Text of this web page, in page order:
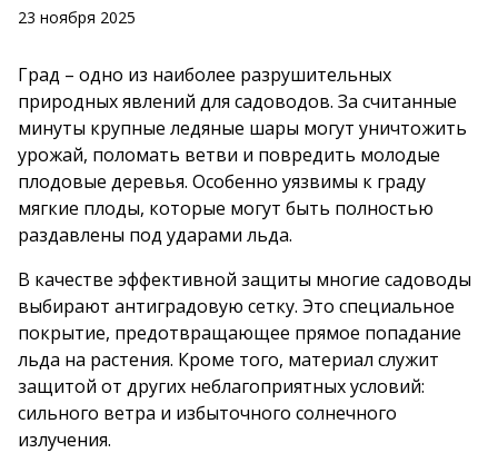
23 ноября 2025
Град – одно из наиболее разрушительных
природных явлений для садоводов. За считанные
минуты крупные ледяные шары могут уничтожить
урожай, поломать ветви и повредить молодые
плодовые деревья. Особенно уязвимы к граду
мягкие плоды, которые могут быть полностью
раздавлены под ударами льда.
В качестве эффективной защиты многие садоводы
выбирают антиградовую сетку. Это специальное
покрытие, предотвращающее прямое попадание
льда на растения. Кроме того, материал служит
защитой от других неблагоприятных условий:
сильного ветра и избыточного солнечного
излучения.